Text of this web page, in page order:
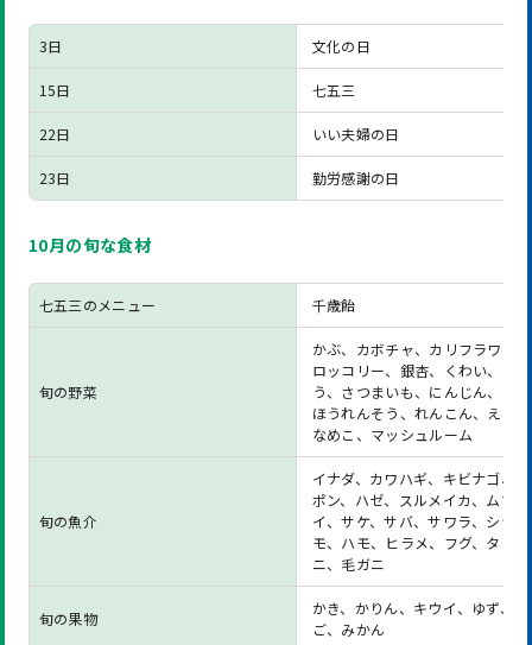
3日 文化の日
15日 七五三
22日 いい夫婦の日
23日 勤労感謝の日
10月の旬な食材
七五三のメニュー 千歳飴
旬の野菜
かぶ、カボチャ、カリフラワー
ロッコリー、銀杏、くわい、ごぼ
う、さつまいも、にんじん、大
ほうれんそう、れんこん、えの
なめこ、マッシュルーム
旬の魚介
イナダ、カワハギ、キビナゴ、
ポン、ハゼ、スルメイカ、ムツ
イ、サケ、サバ、サワラ、シシャ
モ、ハモ、ヒラメ、フグ、タラ
ニ、毛ガニ
旬の果物
かき、かりん、キウイ、ゆず、
ご、みかん